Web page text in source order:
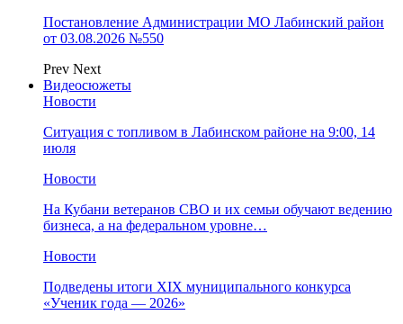
Постановление Администрации МО Лабинский район
от 03.08.2026 №550
Prev Next
Видеосюжеты
Новости
Ситуация с топливом в Лабинском районе на 9:00, 14
июля
Новости
На Кубани ветеранов СВО и их семьи обучают ведению
бизнеса, а на федеральном уровне…
Новости
Подведены итоги XIX муниципального конкурса
«Ученик года — 2026»